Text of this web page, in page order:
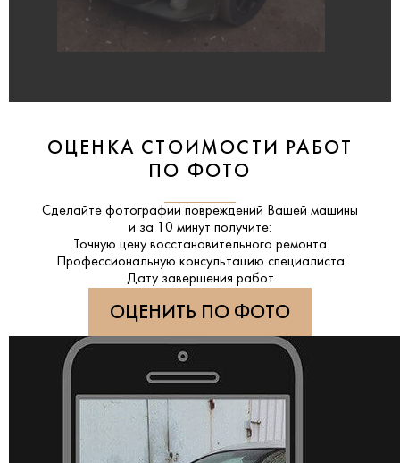
ОЦЕНКА СТОИМОСТИ РАБОТ
ПО ФОТО
Сделайте фотографии повреждений Вашей машины
и за
10 минут получите:
Точную цену восстановительного ремонта
Профессиональную консультацию специалиста
Дату завершения работ
ОЦЕНИТЬ ПО ФОТО